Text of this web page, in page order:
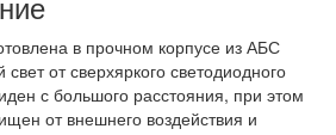
в прочном корпусе из АБС
от сверхяркого светодиодного
с большого расстояния, при этом
от внешнего воздействия и